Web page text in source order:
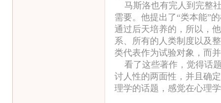
马斯洛也有完人到完整
需要。他提出了“类本能”
通过后天培养的，所以，
系、所有的人类制度以及
类代表作为试验对象，而
看了这些著作，觉得话
讨人性的两面性，并且确
理学的话题，感觉在心理